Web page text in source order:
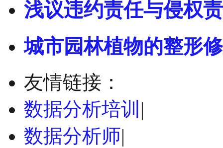
浅议违约责任与侵权
城市园林植物的整形
友情链接：
数据分析培训 |
数据分析师|